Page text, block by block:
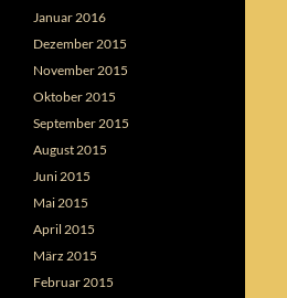
Januar 2016
Dezember 2015
November 2015
Oktober 2015
September 2015
August 2015
Juni 2015
Mai 2015
April 2015
März 2015
Februar 2015